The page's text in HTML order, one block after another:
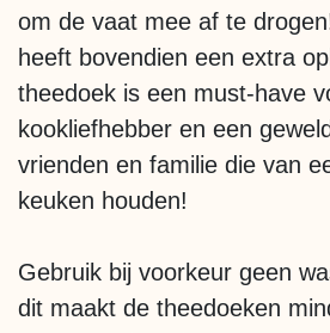
om de vaat mee af te
heeft bovendien een extra
theedoek is een must-have
kookliefhebber en een
vrienden en familie die van
keuken houden!
Gebruik bij voorkeur geen
dit maakt de theedoeken